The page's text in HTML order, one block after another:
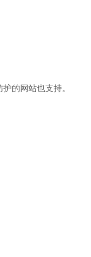
的网站也支持。